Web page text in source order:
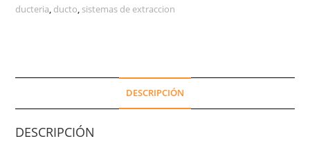
ducteria ducto sistemas de extraccion
DESCRIPCIÓN
DESCRIPCIÓN